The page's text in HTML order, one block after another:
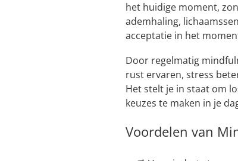
het huidige moment,
ademhaling,
acceptatie in het
Door regelmatig
rust ervaren, stress
Het stelt je in staat om
keuzes te maken in je
Voordelen van